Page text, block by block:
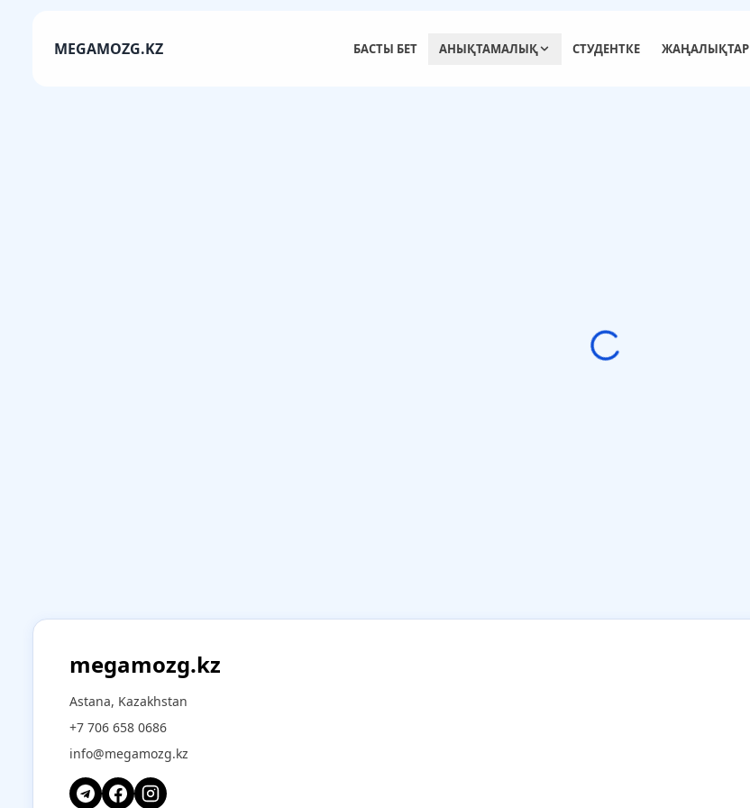
MEGAMOZG.KZ БАСТЫ БЕТ АНЫҚТАМАЛЫҚ СТУДЕНТКЕ ЖАҢАЛЫҚТАР
megamozg.kz
Astana, Kazakhstan
+7 706 658 0686
info@megamozg.kz